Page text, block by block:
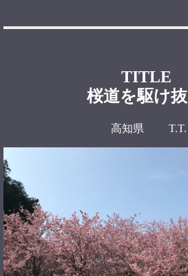
TITLE
桜道を駆け
高知県